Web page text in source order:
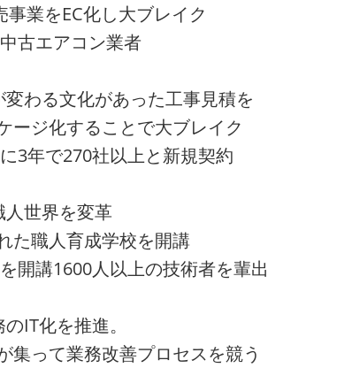
業をEC化し大ブレイク
古エアコン業者
わる文化があった工事見積を
ジ化することで大ブレイク
年で270社以上と新規契約
世界を変革
職人育成学校を開講
講1600人以上の技術者を輩出
IT化を推進。
って業務改善プロセスを競う